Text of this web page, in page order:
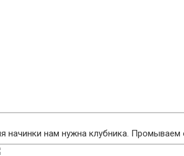
начинки нам нужна клубника. Промываем